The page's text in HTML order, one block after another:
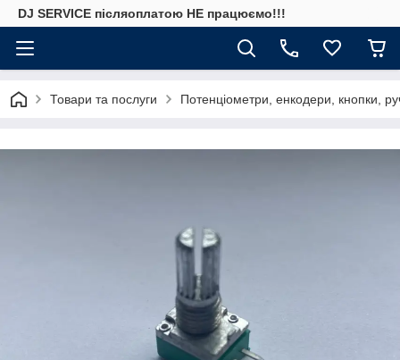
DJ SERVICE пiсляоплатою НЕ працюємо!!!
Товари та послуги Потенціометри, енкодери, кнопки,